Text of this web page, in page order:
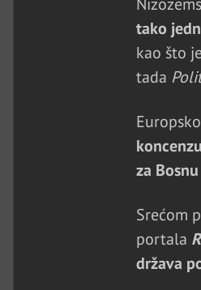
tako
kao što
tada
za
Srećom
portala
država